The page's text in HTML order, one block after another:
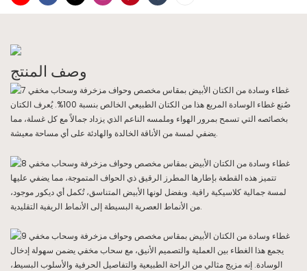
وصف المنتج
صُنع غطاء الوسادة المربع هذا من الكتان الطبيعي الخالص بنسبة 100%. يُعرف الكتان
بخصائصه التي تسمح بمرور الهواء وملمسه الناعم الذي يزداد جمالاً مع كل غسلة، مما
يضفي لمسة من الأناقة الخالدة والهادئة على أي مساحة معيشة.
تتميز هذه القطعة بإطارها المطرز الرقيق ذي الحواف المتموجة، مما يضفي عليها
لمسة جمالية كلاسيكية راقية. وبفضل لونها الأبيض المتناسق، تُكمل أي ديكور موجود،
من الأنماط العصرية البسيطة إلى الأنماط الريفية التقليدية.
يجمع هذا الغطاء بين العملية والتصميم الأنيق، مع سحاب مخفي يضمن سهولة إدخال
الوسادة. إنه مزيج مثالي من الراحة الطبيعية والتفاصيل الحرفية والأسلوب البسيط،